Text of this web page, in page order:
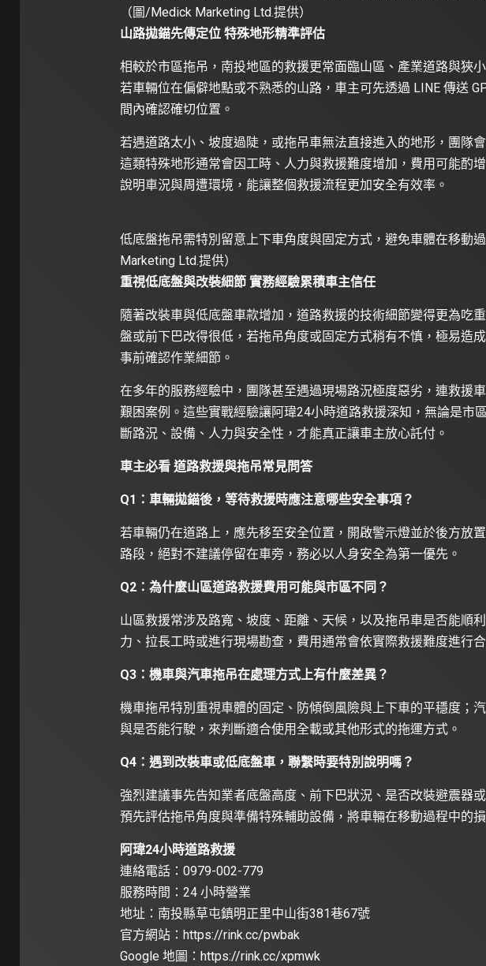
（圖/Medick Marketing Ltd.提供）
山路拋錨先傳定位 特殊地形精準評估
相較於市區拖吊，南投地區的救援更常面臨山區、產業道路與狹
若車輛位在偏僻地點或不熟悉的山路，車主可先透過 LINE 傳送
間內確認確切位置。
若遇道路太小、坡度過陡，或拖吊車無法直接進入的地形，團隊
這類特殊地形通常會因工時、人力與救援難度增加，費用可能酌
說明車況與周遭環境，能讓整個救援流程更加安全有效率。
低底盤拖吊需特別留意上下車角度與固定方式，避免車體在移動
Marketing Ltd.提供）
重視低底盤與改裝細節 實務經驗累積車主信任
隨著改裝車與低底盤車款增加，道路救援的技術細節變得更為吃
盤或前下巴改得很低，若拖吊角度或固定方式稍有不慎，極易造
事前確認作業細節。
在多年的服務經驗中，團隊甚至遇過現場路況極度惡劣，連救援
艱困案例。這些實戰經驗讓阿瑋24小時道路救援深知，無論是市
斷路況、設備、人力與安全性，才能真正讓車主放心託付。
車主必看 道路救援與拖吊常見問答
Q1：車輛拋錨後，等待救援時應注意哪些安全事項？
若車輛仍在道路上，應先移至安全位置，開啟警示燈並於後方放
路段，絕對不建議停留在車旁，務必以人身安全為第一優先。
Q2：為什麼山區道路救援費用可能與市區不同？
山區救援常涉及路寬、坡度、距離、天候，以及拖吊車是否能順
力、拉長工時或進行現場勘查，費用通常會依實際救援難度進行
Q3：機車與汽車拖吊在處理方式上有什麼差異？
機車拖吊特別重視車體的固定、防傾倒風險與上下車的平穩度；
與是否能行駛，來判斷適合使用全載或其他形式的拖運方式。
Q4：遇到改裝車或低底盤車，聯繫時要特別說明嗎？
強烈建議事先告知業者底盤高度、前下巴狀況、是否改裝避震器
預先評估拖吊角度與準備特殊輔助設備，將車輛在移動過程中的
阿瑋24小時道路救援
連絡電話：0979-002-779
服務時間：24 小時營業
地址：南投縣草屯鎮明正里中山街381巷67號
官方網站： https://rink.cc/pwbak
Google 地圖： https://rink.cc/xpmwk